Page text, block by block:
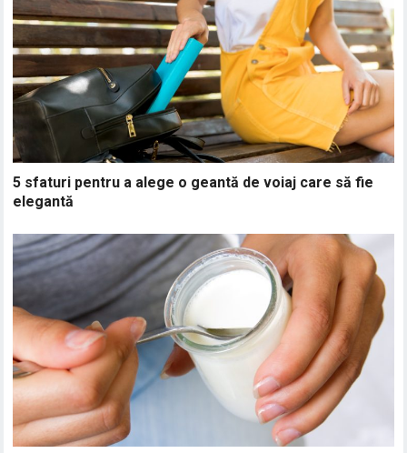
5 sfaturi pentru a alege o geantă de voiaj care să fie
elegantă